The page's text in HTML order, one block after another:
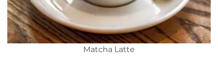
Matcha Latte